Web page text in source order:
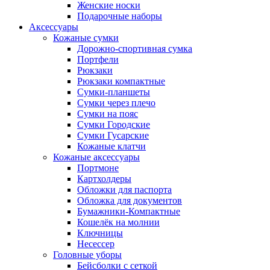
Женские носки
Подарочные наборы
Аксессуары
Кожаные сумки
Дорожно-спортивная сумка
Портфели
Рюкзаки
Рюкзаки компактные
Сумки-планшеты
Сумки через плечо
Сумки на пояс
Сумки Городские
Сумки Гусарские
Кожаные клатчи
Кожаные аксессуары
Портмоне
Картхолдеры
Обложки для паспорта
Обложка для документов
Бумажники-Компактные
Кошелёк на молнии
Ключницы
Несессер
Головные уборы
Бейсболки с сеткой